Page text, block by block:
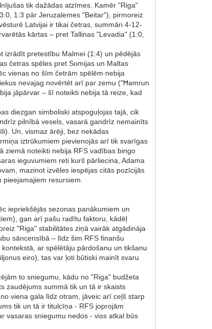
tik dažādas atzīmes. Kamēr "Riga"
1:3 pār Jeruzalemes "Beitar"), pirmoreiz
Latvijai ir tikai četras, summāri 4-12-
kārtas – pret Tallinas "Levadia" (1:0,
izrādīt pretestību Malmei (1:4) un pēdējās
četras spēles pret Somijas un Maltas
vienas no šīm četrām spēlēm nebija
nevajag novērtēt arī par zemu ("Ħamrun
jāpārvar – šī noteikti nebija tā reize, kad
diezgan simboliski atspoguļojas tajā, cik
pilnībā vesels, vasarā gandrīz nemainīts
Un, vismaz ārēji, bez nekādas
iztrūkumiem pievienojās arī tik svarīgas
ziemā noteikti nebija RFS vadības bingo
ieguvumiem reti kurš pārliecina, Adama
mazinot izvēles iespējas citās pozīcijās
resursiem.
iepriekšējās sezonas panākumiem un
gan arī pašu radītu faktoru, kādēļ
"Riga" stabilitātes ziņā vairāk atgādināja
sāncensībā – līdz šim RFS finanšu
ar spēlētāju pārdošanu un tikšanu
eiro), tas var ļoti būtiski mainīt svaru
to sniegumu, kādu no "Riga" budžeta
zaudējums summā tik un tā ir skaists
viena gala līdz otram, jāveic arī ceļš starp
tik un tā ir titulcīņa - RFS joprojām
vasaras sniegumu nedos - viss atkal būs